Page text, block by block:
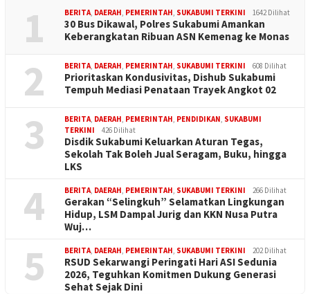
1 BERITA DAERAH PEMERINTAH SUKABUMI TERKINI 1642 Dilihat
30 Bus Dikawal, Polres Sukabumi Amankan
Keberangkatan Ribuan ASN Kemenag ke Monas
2 BERITA DAERAH PEMERINTAH SUKABUMI TERKINI 608 Dilihat
Prioritaskan Kondusivitas, Dishub Sukabumi
Tempuh Mediasi Penataan Trayek Angkot 02
3 BERITA DAERAH PEMERINTAH PENDIDIKAN SUKABUMI
TERKINI
426 Dilihat
Disdik Sukabumi Keluarkan Aturan Tegas,
Sekolah Tak Boleh Jual Seragam, Buku, hingga
LKS
4 BERITA DAERAH PEMERINTAH SUKABUMI TERKINI 266 Dilihat
Gerakan “Selingkuh” Selamatkan Lingkungan
Hidup, LSM Dampal Jurig dan KKN Nusa Putra
Wuj…
5 BERITA DAERAH PEMERINTAH SUKABUMI TERKINI 202 Dilihat
RSUD Sekarwangi Peringati Hari ASI Sedunia
2026, Teguhkan Komitmen Dukung Generasi
Sehat Sejak Dini